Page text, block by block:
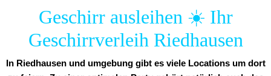
Geschirr ausleihen ☀️ Ihr
Geschirrverleih Riedhausen
In Riedhausen und umgebung gibt es viele Locations um dort